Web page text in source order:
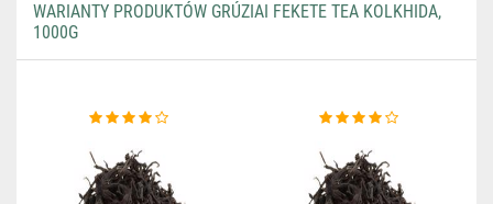
WARIANTY PRODUKTÓW GRÚZIAI FEKETE TEA KOLKHIDA,
1000G